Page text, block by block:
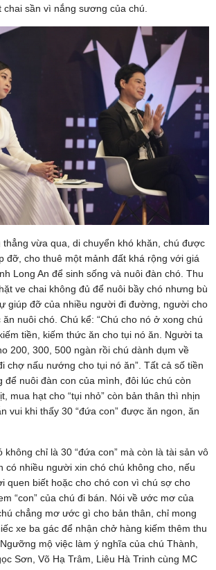
sần vì nắng sương của chú.
thẳng vừa qua, di chuyển khó khăn, chú được
đỡ, cho thuê một mảnh đất khá rộng với giá
Long An để sinh sống và nuôi đàn chó. Thu
ve chai không đủ để nuôi bầy chó nhưng bù
giúp đỡ của nhiều người đi đường, người cho
nuôi chó. Chú kể: “Chú cho nó ở xong chú
tiền, kiếm thức ăn cho tụi nó ăn. Người ta
200, 300, 500 ngàn rồi chú dành dụm về
chợ nấu nướng cho tụi nó ăn”. Tất cả số tiền
để nuôi đàn con của mình, đôi lúc chú còn
mua hạt cho “tụi nhỏ” còn bản thân thì nhịn
vui khi thấy 30 “đứa con” được ăn ngon, ăn
chỉ là 30 “đứa con” mà còn là tài sản vô
có nhiều người xin chó chú không cho, nếu
quen biết hoặc cho chó con vì chú sợ cho
“con” của chú đi bán. Nói về ước mơ của
chẳng mơ ước gì cho bản thân, chỉ mong
xe ba gác để nhận chở hàng kiếm thêm thu
mộ việc làm ý nghĩa của chú Thành,
Sơn, Võ Hạ Trâm, Liêu Hà Trinh cùng MC